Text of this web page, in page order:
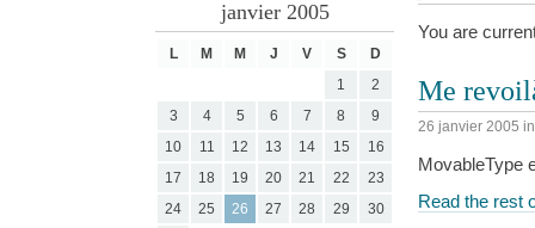
You are
Me
26 janvier 2005
MovableType
Read the rest
janvier 2005
L M M J V S D
1
2
3
4 5 6 7 8
9
10
11 12 13 14 15
16
17
18 19 20 21 22
23
24
25 26 27 28 29
30